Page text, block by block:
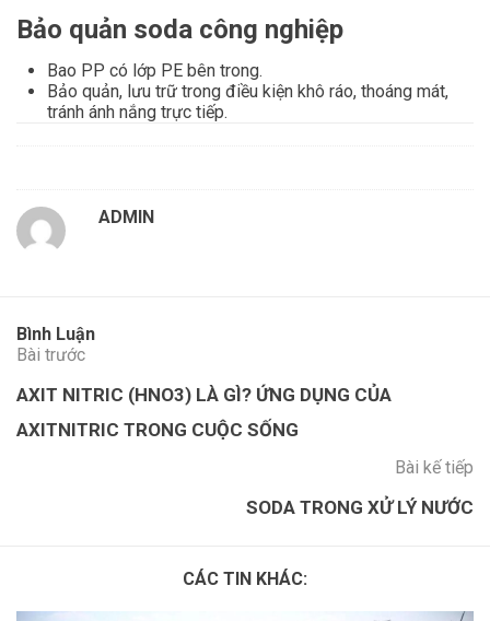
Bảo quản soda công nghiệp
Bao PP có lớp PE bên trong.
Bảo quản, lưu trữ trong điều kiện khô ráo, thoáng mát,
tránh ánh nắng trực tiếp.
ADMIN
Bình Luận
Bài trước
AXIT NITRIC (HNO3) LÀ GÌ? ỨNG DỤNG CỦA
AXITNITRIC TRONG CUỘC SỐNG
Bài kế tiếp
SODA TRONG XỬ LÝ NƯỚC
CÁC TIN KHÁC: